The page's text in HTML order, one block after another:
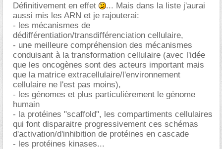
Définitivement en effet
... Mais dans la liste j'aurai
aussi mis les ARN et je rajouterai:
- les mécanismes de
dédifférentiation/transdifférenciation cellulaire,
- une meilleure compréhension des mécanismes
conduisant à la transformation cellulaire (avec l'idée
que les oncogènes sont des acteurs important mais
que la matrice extracellulaire/l'environnement
cellulaire ne l'est pas moins),
- les génomes et plus particulièrement le génome
humain
- la protéines "scaffold", les compartiments cellulaires
qui font disparaitre progressivement ces schémas
d'activation/d'inhibition de protéines en cascade
- les protéines kinases...